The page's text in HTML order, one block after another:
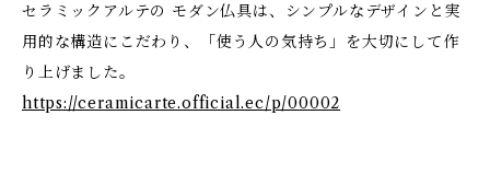
セラミックアルテの モダン仏具は、シンプルなデザインと実
用的な構造にこだわり、「使う人の気持ち」を大切にして作
り上げました。
https://ceramicarte.official.ec/p/00002